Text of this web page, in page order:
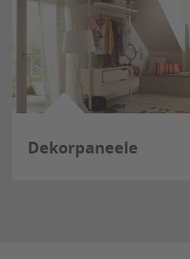
Dekorpaneele